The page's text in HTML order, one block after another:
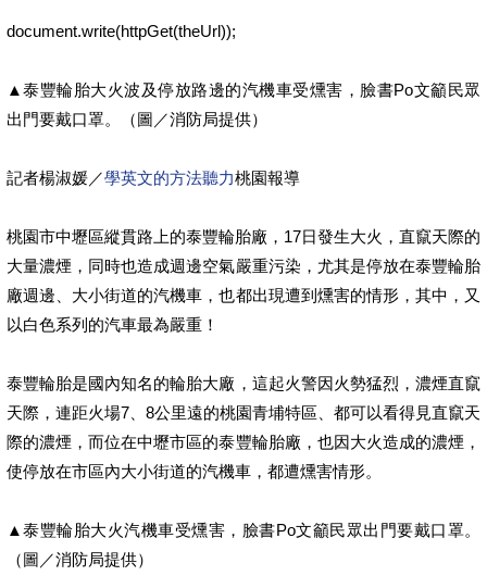
document.write(httpGet(theUrl));
▲泰豐輪胎大火波及停放路邊的汽機車受燻害，臉書Po文籲民眾
出門要戴口罩。（圖／消防局提供）
記者楊淑媛／學英文的方法聽力桃園報導
桃園市中壢區縱貫路上的泰豐輪胎廠，17日發生大火，直竄天際的
大量濃煙，同時也造成週邊空氣嚴重污染，尤其是停放在泰豐輪胎
廠週邊、大小街道的汽機車，也都出現遭到燻害的情形，其中，又
以白色系列的汽車最為嚴重！
泰豐輪胎是國內知名的輪胎大廠，這起火警因火勢猛烈，濃煙直竄
天際，連距火場7、8公里遠的桃園青埔特區、都可以看得見直竄天
際的濃煙，而位在中壢市區的泰豐輪胎廠，也因大火造成的濃煙，
使停放在市區內大小街道的汽機車，都遭燻害情形。
▲泰豐輪胎大火汽機車受燻害，臉書Po文籲民眾出門要戴口罩。
（圖／消防局提供）